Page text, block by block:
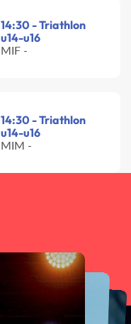
14:30 - Triathlon
u14-u16
MIF -
14:30 - Triathlon
u14-u16
MIM -